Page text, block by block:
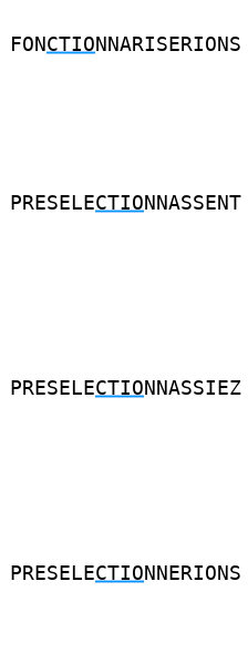
FON CTIO NNARISERIONS
PRESELECTIO NNASSENT
PRESELECTIO NNASSIEZ
PRESELECTIO NNERIONS